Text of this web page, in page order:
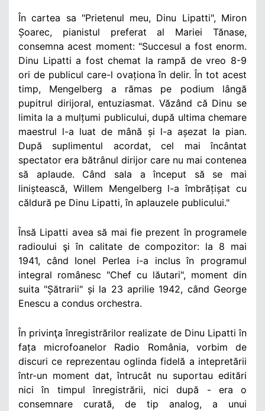
În cartea sa "Prietenul meu, Dinu Lipatti", Miron
Șoarec, pianistul preferat al Mariei Tănase,
consemna acest moment: "Succesul a fost enorm.
Dinu Lipatti a fost chemat la rampă de vreo 8-9
ori de publicul care-l ovaționa în delir. În tot acest
timp, Mengelberg a rămas pe podium lângă
pupitrul dirijoral, entuziasmat. Văzând că Dinu se
limita la a mulțumi publicului, după ultima chemare
maestrul l-a luat de mână și l-a așezat la pian.
După suplimentul acordat, cel mai încântat
spectator era bătrânul dirijor care nu mai contenea
să aplaude. Când sala a început să se mai
liniștească, Willem Mengelberg l-a îmbrățișat cu
căldură pe Dinu Lipatti, în aplauzele publicului."
Însă Lipatti avea să mai fie prezent în programele
radioului şi în calitate de compozitor: la 8 mai
1941, când Ionel Perlea i-a inclus în programul
integral românesc "Chef cu lăutari", moment din
suita "Șătrarii" și la 23 aprilie 1942, când George
Enescu a condus orchestra.
În privinţa înregistrărilor realizate de Dinu Lipatti în
fața microfoanelor Radio România, vorbim de
discuri ce reprezentau oglinda fidelă a intepretării
într-un moment dat, întrucât nu suportau editări
nici în timpul înregistrării, nici după - era o
consemnare curată, de tip analog, a unui